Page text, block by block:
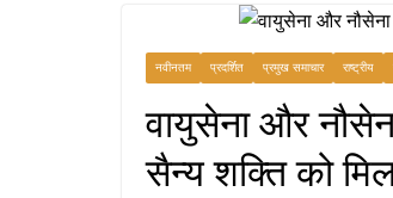
नवीनतम प्रदर्शित प्रमुख समाचार राष्ट्रीय
वायुसेना और
सैन्य शक्ति को